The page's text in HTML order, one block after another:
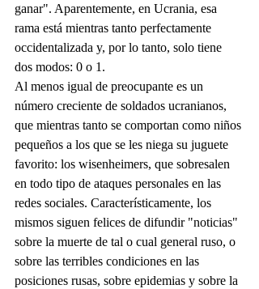
ganar". Aparentemente, en Ucrania, esa
rama está mientras tanto perfectamente
occidentalizada y, por lo tanto, solo tiene
dos modos: 0 o 1.
Al menos igual de preocupante es un
número creciente de soldados ucranianos,
que mientras tanto se comportan como niños
pequeños a los que se les niega su juguete
favorito: los wisenheimers, que sobresalen
en todo tipo de ataques personales en las
redes sociales. Característicamente, los
mismos siguen felices de difundir "noticias"
sobre la muerte de tal o cual general ruso, o
sobre las terribles condiciones en las
posiciones rusas, sobre epidemias y sobre la